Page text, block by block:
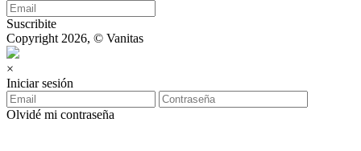
Suscribite
Copyright 2026, © Vanitas
×
Iniciar sesión
Olvidé mi contraseña